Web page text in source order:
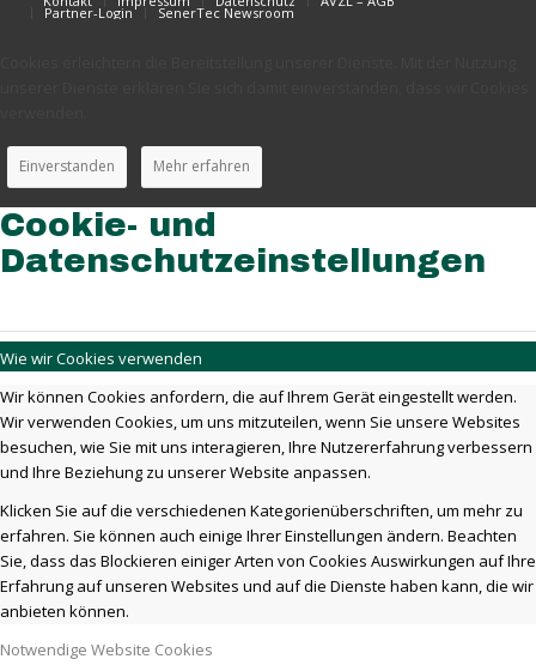
Partner-Login SenerTec Newsroom
Einverstanden Mehr erfahren
Cookie- und
Datenschutzeinstellungen
Wie wir Cookies verwenden
Wir können Cookies anfordern, die auf Ihrem Gerät eingestellt werden.
Wir verwenden Cookies, um uns mitzuteilen, wenn Sie unsere Websites
besuchen, wie Sie mit uns interagieren, Ihre Nutzererfahrung verbessern
und Ihre Beziehung zu unserer Website anpassen.
Klicken Sie auf die verschiedenen Kategorienüberschriften, um mehr zu
erfahren. Sie können auch einige Ihrer Einstellungen ändern. Beachten
Sie, dass das Blockieren einiger Arten von Cookies Auswirkungen auf Ihre
Erfahrung auf unseren Websites und auf die Dienste haben kann, die wir
anbieten können.
Notwendige Website Cookies